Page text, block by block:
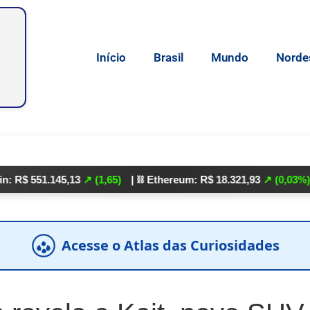
Início Brasil Mundo
↗ (1,65) | ⛓️ Ethereum: R$ 18.321,93 ↗ (0,03%) | 🌕
Acesse o Atlas das Curiosidades